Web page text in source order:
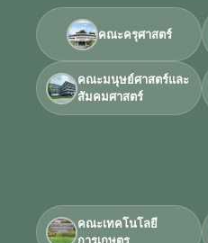
คณะครุศาสตร์
คณะมนุษย์ศาสตร์และ
สัมคมศาสตร์
คณะเทคโนโลยี